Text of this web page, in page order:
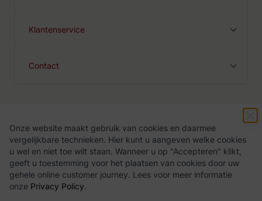
Onze website maakt gebruik van cookies en daarmee
vergelijkbare technieken. Hier kunt u aangeven welke cookies
u wel en niet toe wilt staan. Wanneer u op "Accepteren" klikt,
geeft u toestemming voor het plaatsen van cookies door uw
gehele online customer journey. Lees voor meer informatie
onze Privacy Policy.
Klantenservice
Contact
Algemene voorwaarden Privacy Policy